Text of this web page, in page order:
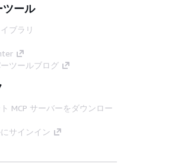
ツール
ブラリ
ツールブログ
MCP サーバーをダウンロー
サインイン